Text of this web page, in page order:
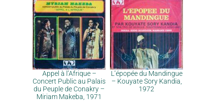
Appel à l’Afrique –
Concert Public au Palais
du Peuple de Conakry –
Miriam Makeba, 1971
L’épopée du Mandingue
– Kouyate Sory Kandia,
1972